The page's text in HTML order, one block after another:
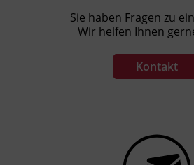
Sie haben Fragen zu
Wir helfen Ihnen
Kontakt